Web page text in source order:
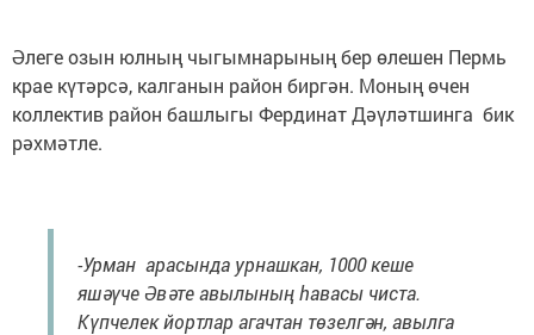
Әлеге озын юлның чыгымнарының бер өлешен Пермь
крае күтәрсә, калганын район биргән. Моның өчен
коллектив район башлыгы Фердинат Дәүләтшинга бик
рәхмәтле.
-Урман арасында урнашкан, 1000 кеше
яшәүче Әвәте авылының һавасы чиста.
Күпчелек йортлар агачтан төзелгән, авылга